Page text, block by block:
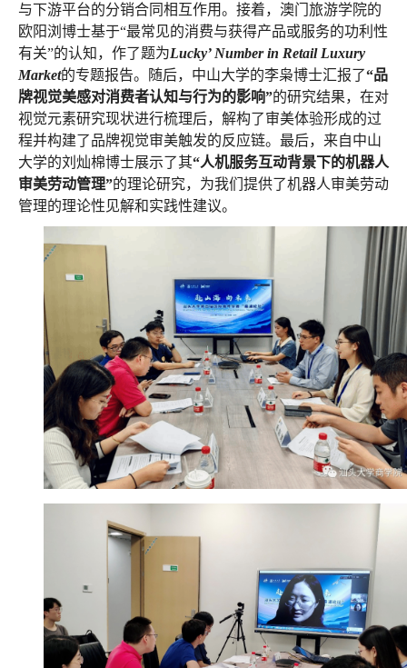
与下游平台的分销合同相互作用。接着，澳门旅游学院的
欧阳浏博士基于“最常见的消费与获得产品或服务的功利性
有关”的认知，作了题为Lucky’ Number in Retail Luxury
Market的专题报告。随后，中山大学的李枭博士汇报了“品
牌视觉美感对消费者认知与行为的影响”的研究结果，在对
视觉元素研究现状进行梳理后，解构了审美体验形成的过
程并构建了品牌视觉审美触发的反应链。最后，来自中山
大学的刘灿棉博士展示了其“人机服务互动背景下的机器人
审美劳动管理”的理论研究，为我们提供了机器人审美劳动
管理的理论性见解和实践性建议。